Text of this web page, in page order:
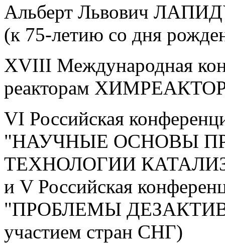
Альберт Львович
(к 75-летию со дня
XVIII Международная
реакторам
VI Российская
"НАУЧНЫЕ ОСНОВЫ
ТЕХНОЛОГИИ
и V Российская
"ПРОБЛЕМЫ
участием стран СНГ)